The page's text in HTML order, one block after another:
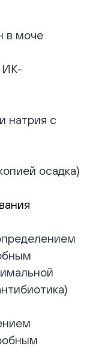
в моче
ИК-
натрия с
осадка)